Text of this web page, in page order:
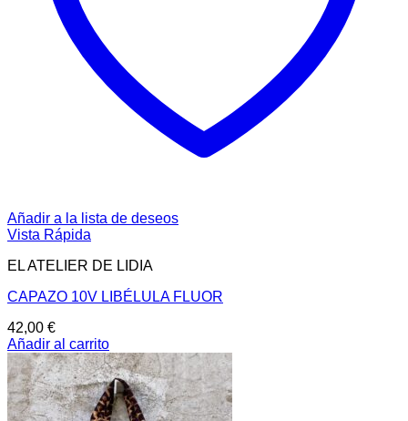
Añadir a la lista de deseos
Vista Rápida
EL ATELIER DE LIDIA
CAPAZO 10V LIBÉLULA FLUOR
42,00 €
Añadir al carrito